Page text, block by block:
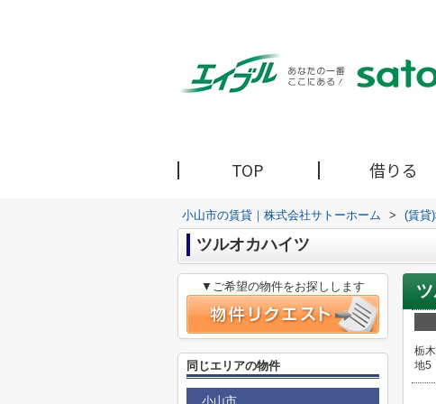
TOP 借りる
小山市の賃貸｜株式会社サトーホーム > (賃貸
ツルオカハイツ
栃
地5
▼ご希望の物件をお探しします
同じエリアの物件
小山市